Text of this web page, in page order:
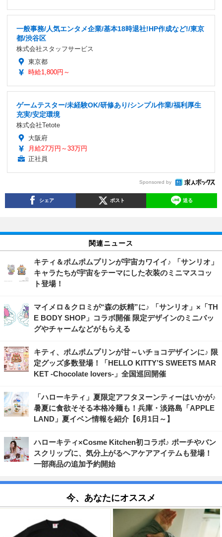
一般事務/人気エンタメ企業/基本18時退社!HP作成など!/東京
都/渋谷区
株式会社スタッフサービス
東京都
時給1,800円～
ゲームテスター/未経験OK/研修あり/シンプル作業/福利厚生
充実/安定環境
株式会社Tetote
大阪府
月給27万円～33万円
正社員
Sponsored by
シェア ポスト 送る
関連ニュース
キティ＆ポムポムプリンが宇宙カワイイ♪ 「サンリオ」
キャラたちが宇宙をテーマにした衣装のミニマスコッ
ト登場！
マイメロ＆クロミが“森の妖精”に♪ 「サンリオ」×「TH
E BODY SHOP」コラボ開催 限定デザインのミニバッ
グやチャームなどがもらえる
キティ、ポムポムプリンが甘～いチョコデザインに♪ 限
定グッズ多数登場！「HELLO KITTY’S SWEETS MAR
KET -Chocolate lovers-」全国巡回開催
「ハローキティ」夏限定アフタヌーンティーはいかが♪
暑夏に食欲そそる本格冷麺も！兵庫・淡路島「APPLE
LAND」夏イベン情報を紹介【6月1日～】
ハローキティ×Cosme Kitchen初コラボ♪ ポーチやバン
スクリップに、気分上がるヘアケアアイテムも登場！
一部商品の追加予約開始
今、あなたにオススメ